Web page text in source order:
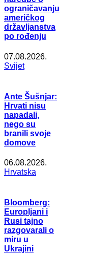
ograničavanju
američkog
državljanstva
po rođenju
07.08.2026.
Svijet
Ante Šušnjar:
Hrvati nisu
napadali,
nego su
branili svoje
domove
06.08.2026.
Hrvatska
Bloomberg:
Europljani i
Rusi tajno
razgovarali o
miru u
Ukrajini